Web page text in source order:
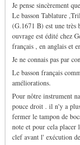
Je pense sincèrement
Le basson Tablature
(G.1671 B) est une très
ouvrage est édité chez
français , en anglais et
Je ne connais pas par
Le basson français
améliorations.
Pour nôtre instrument
pouce droit . il n'y a
fermer le tampon de
note et pour cela placer
clef avant l' exécution